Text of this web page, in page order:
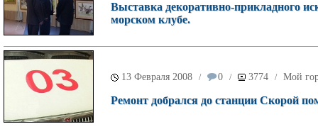
Выставка декоративно-прикладного
морском клубе.
13 Февраля 2008 / 0 / 3774 / Мой
Ремонт добрался до станции Скорой